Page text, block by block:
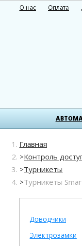
О нас Оплата
Главная
Контроль
Турникеты
Турникеты
Доводчики
Электрозамки